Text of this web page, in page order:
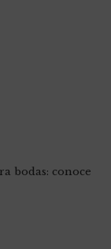
bodas: conoce